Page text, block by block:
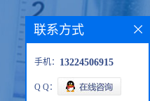
联系方式
手机： 13224506915
Q Q：